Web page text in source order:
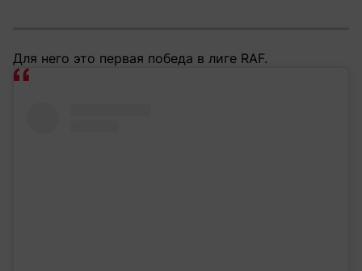
Для него это первая победа в лиге RAF.